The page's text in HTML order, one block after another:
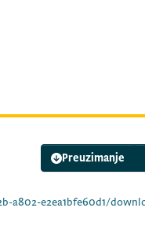
Preuzimanje
izvrsenih-placanja-iz-glavne-